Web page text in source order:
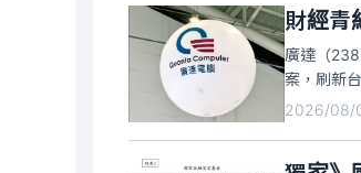
財經青
廣達（
案，刷新
加上定價
2026/08/